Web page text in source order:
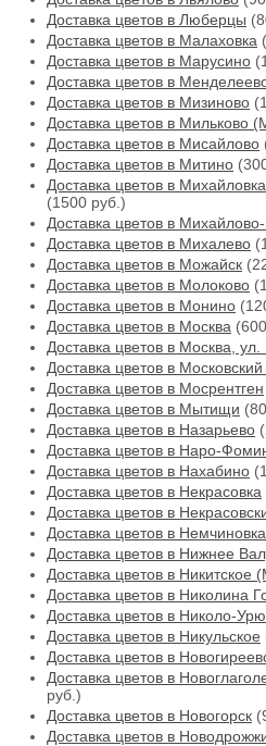
Доставка цветов в Люберцы
Доставка цветов в Малаховка
Доставка цветов в Марусино
Доставка цветов в
Доставка цветов в Мизиново
Доставка цветов в Мильково
Доставка цветов в Мисайлово
Доставка цветов в Митино
Доставка цветов в
(1500 руб.)
Доставка цветов в
Доставка цветов в Михалево
Доставка цветов в Можайск
Доставка цветов в Молоково
Доставка цветов в Монино
Доставка цветов в Москва
Доставка цветов в Москва,
Доставка цветов в
Доставка цветов в Мосрентген
Доставка цветов в Мытищи
Доставка цветов в Назарьево
Доставка цветов в Наро-
Доставка цветов в Нахабино
Доставка цветов в Некрасовка
Доставка цветов в
Доставка цветов в Немчиновка
Доставка цветов в Нижнее
Доставка цветов в Никитское
Доставка цветов в Николина
Доставка цветов в Николо-
Доставка цветов в Никульское
Доставка цветов в
Доставка цветов в
руб.)
Доставка цветов в Новогорск
Доставка цветов в